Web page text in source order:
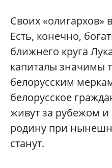
Своих «олигархов»
Есть, конечно,
ближнего круга
капиталы значимы
белорусским
белорусское
живут за рубежом и
родину при
станут.